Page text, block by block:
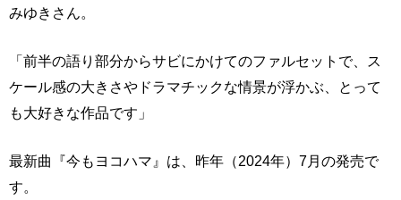
みゆきさん。
「前半の語り部分からサビにかけてのファルセットで、ス
ケール感の大きさやドラマチックな情景が浮かぶ、とって
も大好きな作品です」
最新曲『今もヨコハマ』は、昨年（2024年）7月の発売で
す。